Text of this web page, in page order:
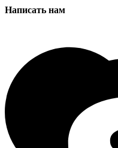
Написать нам